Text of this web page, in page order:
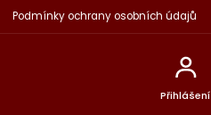
Podmínky ochrany osobních údajů
Přihlášení